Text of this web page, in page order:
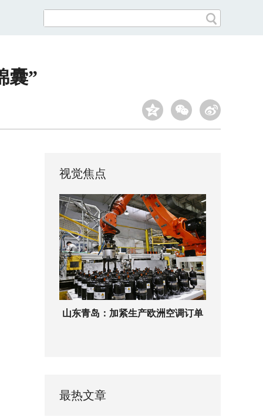
囊”
视觉焦点
山东青岛：加紧生产欧洲空调订单
最热文章